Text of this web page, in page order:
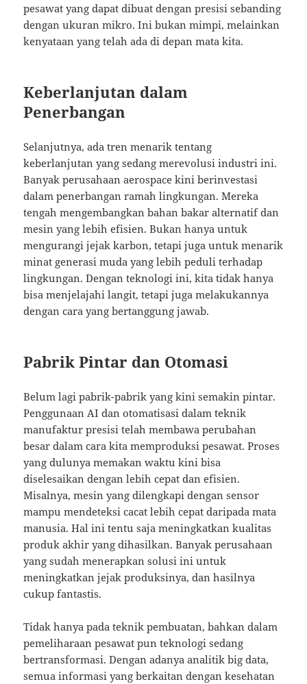
pesawat yang dapat dibuat dengan presisi sebanding
dengan ukuran mikro. Ini bukan mimpi, melainkan
kenyataan yang telah ada di depan mata kita.
Keberlanjutan dalam
Penerbangan
Selanjutnya, ada tren menarik tentang
keberlanjutan yang sedang merevolusi industri ini.
Banyak perusahaan aerospace kini berinvestasi
dalam penerbangan ramah lingkungan. Mereka
tengah mengembangkan bahan bakar alternatif dan
mesin yang lebih efisien. Bukan hanya untuk
mengurangi jejak karbon, tetapi juga untuk menarik
minat generasi muda yang lebih peduli terhadap
lingkungan. Dengan teknologi ini, kita tidak hanya
bisa menjelajahi langit, tetapi juga melakukannya
dengan cara yang bertanggung jawab.
Pabrik Pintar dan Otomasi
Belum lagi pabrik-pabrik yang kini semakin pintar.
Penggunaan AI dan otomatisasi dalam teknik
manufaktur presisi telah membawa perubahan
besar dalam cara kita memproduksi pesawat. Proses
yang dulunya memakan waktu kini bisa
diselesaikan dengan lebih cepat dan efisien.
Misalnya, mesin yang dilengkapi dengan sensor
mampu mendeteksi cacat lebih cepat daripada mata
manusia. Hal ini tentu saja meningkatkan kualitas
produk akhir yang dihasilkan. Banyak perusahaan
yang sudah menerapkan solusi ini untuk
meningkatkan jejak produksinya, dan hasilnya
cukup fantastis.
Tidak hanya pada teknik pembuatan, bahkan dalam
pemeliharaan pesawat pun teknologi sedang
bertransformasi. Dengan adanya analitik big data,
semua informasi yang berkaitan dengan kesehatan